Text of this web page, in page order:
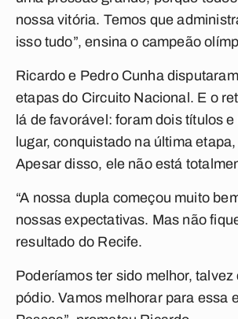
nossa vitória. Temos que
isso tudo”, ensina o campeão
Ricardo e Pedro Cunha
etapas do Circuito Nacional. E o
lá de favorável: foram dois títulos
lugar, conquistado na última
Apesar disso, ele não está
“A nossa dupla começou muito
nossas expectativas. Mas não
resultado do Recife.
Poderíamos ter sido melhor, talvez
pódio. Vamos melhorar para essa